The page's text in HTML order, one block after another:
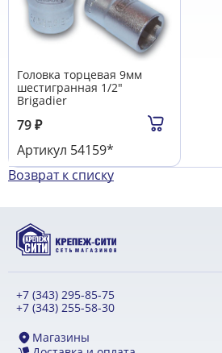
Головка торцевая 9мм
шестигранная 1/2"
Brigadier
79₽
Артикул 54159*
Возврат к списку
+7 (343) 295-85-75
+7 (343) 255-58-30
Магазины